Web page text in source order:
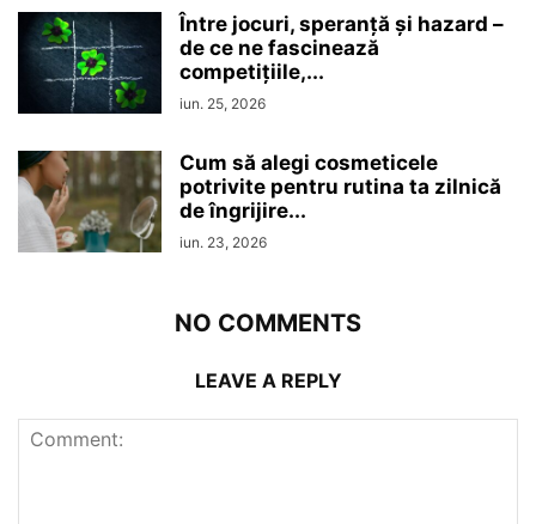
Între jocuri, speranță și hazard –
de ce ne fascinează
competițiile,...
iun. 25, 2026
Cum să alegi cosmeticele
potrivite pentru rutina ta zilnică
de îngrijire...
iun. 23, 2026
NO COMMENTS
LEAVE A REPLY